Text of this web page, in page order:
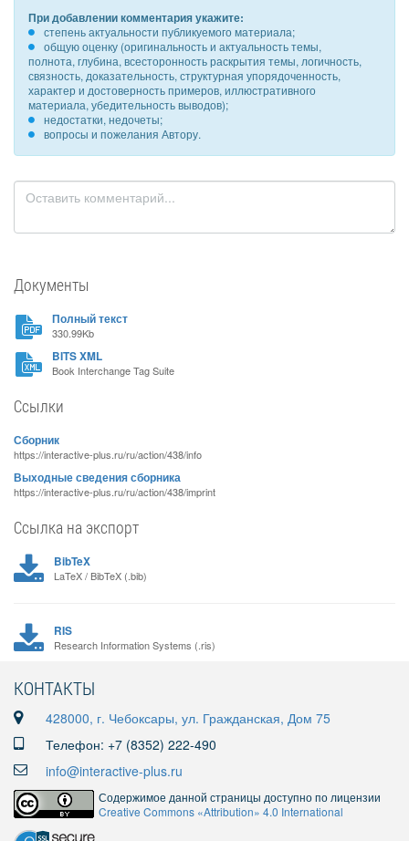
При добавлении комментария укажите:
степень актуальности публикуемого материала;
общую оценку (оригинальность и актуальность темы,
полнота, глубина, всесторонность раскрытия темы, логичность,
связность, доказательность, структурная упорядоченность,
характер и достоверность примеров, иллюстративного
материала, убедительность выводов);
недостатки, недочеты;
вопросы и пожелания Автору.
Документы
Полный текст
330.99Kb
BITS XML
Book Interchange Tag Suite
Ссылки
Сборник
https://interactive-plus.ru/ru/action/438/info
Выходные сведения сборника
https://interactive-plus.ru/ru/action/438/imprint
Ссылка на экспорт
BibTeX
LaTeX / BibTeX (.bib)
RIS
Research Information Systems (.ris)
КОНТАКТЫ
428000, г. Чебоксары, ул. Гражданская, Дом 75
Телефон: +7 (8352) 222-490
info@interactive-plus.ru
Содержимое данной страницы доступно по лицензии
Creative Commons «Attribution» 4.0 International